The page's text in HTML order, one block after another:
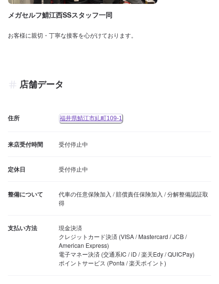
メガセルフ鯖江西SSスタッフ一同
お客様に親切・丁寧な接客を心がけております。
店舗データ
住所 福井県鯖江市糺町109-1
来店受付時間 受付停止中
定休日 受付停止中
整備について
代車の任意保険加入 / 賠償責任保険加入 / 分解整備認証取
得
支払い方法
現金決済
クレジットカード決済 (VISA / Mastercard / JCB /
American Express)
電子マネー決済 (交通系IC / iD / 楽天Edy / QUICPay)
ポイントサービス (Ponta / 楽天ポイント)